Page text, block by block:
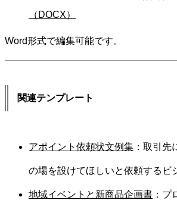
（DOCX）
Word形式で編集可能です。
関連テンプレート
アポイント依頼状文例集 ：取引先
の場を設けてほしいと依頼するビ
地域イベントと新商品企画書 ：プ